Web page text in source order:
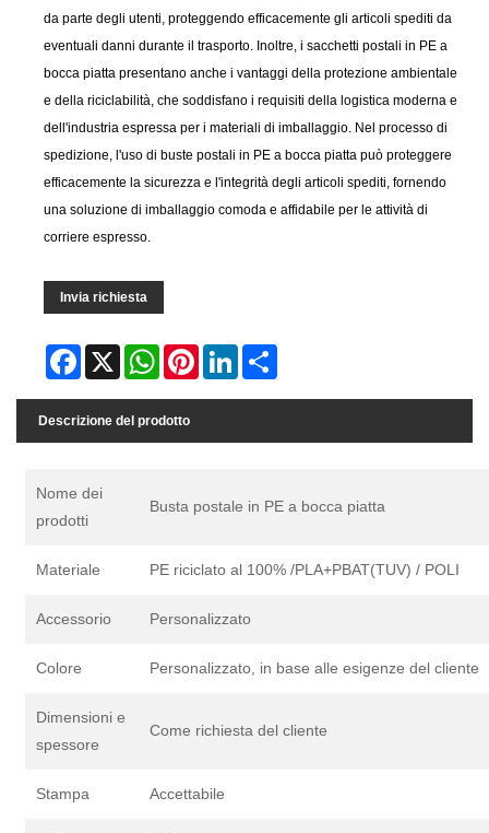
da parte degli utenti, proteggendo efficacemente gli articoli spediti da
eventuali danni durante il trasporto. Inoltre, i sacchetti postali in PE a
bocca piatta presentano anche i vantaggi della protezione ambientale
e della riciclabilità, che soddisfano i requisiti della logistica moderna e
dell'industria espressa per i materiali di imballaggio. Nel processo di
spedizione, l'uso di buste postali in PE a bocca piatta può proteggere
efficacemente la sicurezza e l'integrità degli articoli spediti, fornendo
una soluzione di imballaggio comoda e affidabile per le attività di
corriere espresso.
Invia richiesta
Facebook
X WhatsAppPinterestLinkedIn
Descrizione del prodotto
Nome dei
prodotti
Busta postale in PE a bocca piatta
Materiale PE riciclato al 100% /PLA+PBAT(TUV) / POLI
Accessorio Personalizzato
Colore Personalizzato, in base alle esigenze del cliente
Dimensioni e
spessore
Come richiesta del cliente
Stampa Accettabile